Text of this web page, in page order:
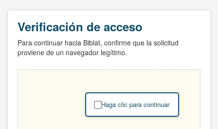
Verificación de acceso
Para continuar hacia Biblat, confirme que la solicitud
proviene de un navegador legítimo.
Haga clic para continuar